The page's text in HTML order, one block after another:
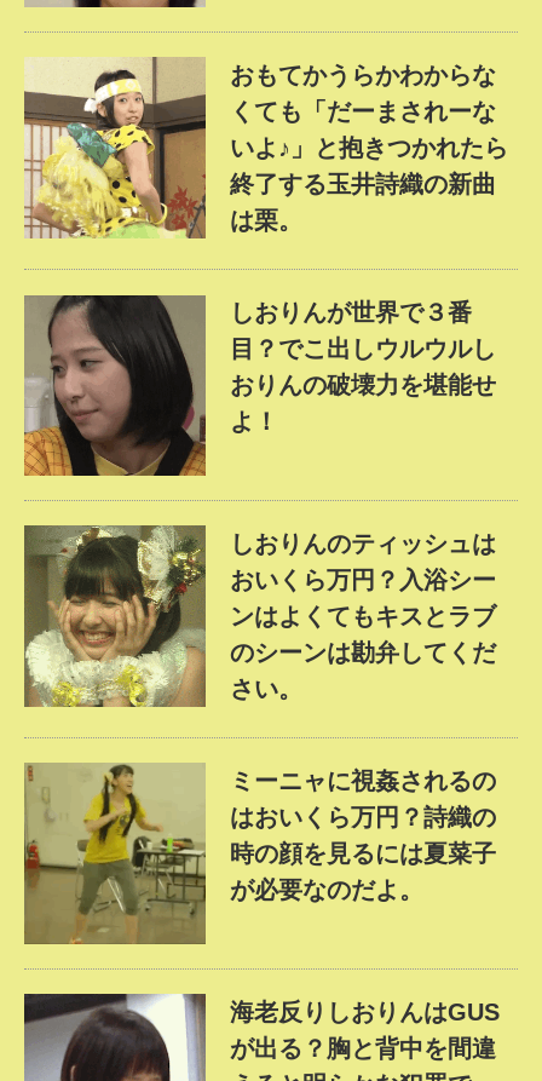
おもてかうらかわからな
くても「だーまされーな
いよ♪」と抱きつかれたら
終了する玉井詩織の新曲
は栗。
しおりんが世界で３番
目？でこ出しウルウルし
おりんの破壊力を堪能せ
よ！
しおりんのティッシュは
おいくら万円？入浴シー
ンはよくてもキスとラブ
のシーンは勘弁してくだ
さい。
ミーニャに視姦されるの
はおいくら万円？詩織の
時の顔を見るには夏菜子
が必要なのだよ。
海老反りしおりんはGUS
が出る？胸と背中を間違